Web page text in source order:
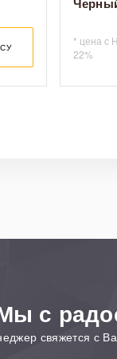
* цена с
22%
с
свяжется с
с момента
17:30 в течение 1-
17:30. Вечерняя